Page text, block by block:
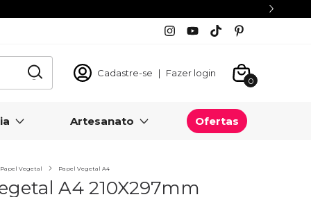
Cadastre-se | Fazer login
0
Artesanato Ofertas
Papel Vegetal Papel Vegetal A4
A4 210X297mm